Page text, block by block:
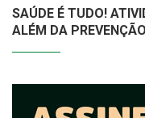
SAÚDE É TUDO!
ALÉM DA